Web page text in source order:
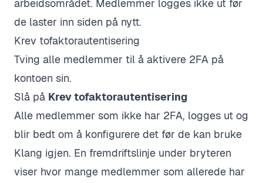
arbeidsområdet. Medlemmer logges ikke ut før
de laster inn siden på nytt.
Krev tofaktorautentisering
Tving alle medlemmer til å aktivere 2FA på
kontoen sin.
Slå på Krev tofaktorautentisering
Alle medlemmer som ikke har 2FA, logges ut og
blir bedt om å konfigurere det før de kan bruke
Klang igjen. En fremdriftslinje under bryteren
viser hvor mange medlemmer som allerede har